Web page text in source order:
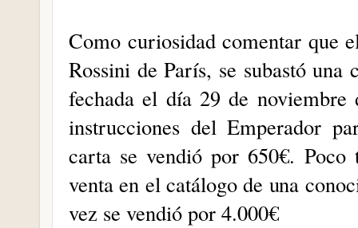
Como curiosidad comentar que
Rossini de París, se subastó
fechada el día 29 de noviembre
instrucciones del Emperador
carta se vendió por 650€. Poco
venta en el catálogo de una
vez se vendió por 4.000€